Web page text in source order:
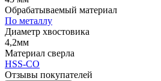
Обрабатываемый материал
По металлу
Диаметр хвостовика
4,2мм
Материал сверла
HSS-CO
Отзывы покупателей